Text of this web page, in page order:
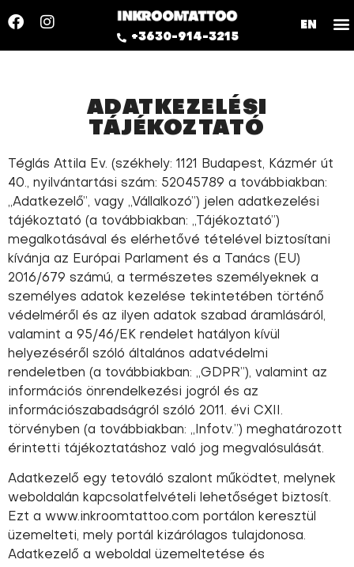
EN
+3630-914-3215
ADATKEZELÉSI
TÁJÉKOZTATÓ
Téglás Attila Ev. (székhely: 1121 Budapest, Kázmér út
40., nyilvántartási szám: 52045789 a továbbiakban:
„Adatkezelő”, vagy „Vállalkozó”) jelen adatkezelési
tájékoztató (a továbbiakban: „Tájékoztató”)
megalkotásával és elérhetővé tételével biztosítani
kívánja az Európai Parlament és a Tanács (EU)
2016/679 számú, a természetes személyeknek a
személyes adatok kezelése tekintetében történő
védelméről és az ilyen adatok szabad áramlásáról,
valamint a 95/46/EK rendelet hatályon kívül
helyezéséről szóló általános adatvédelmi
rendeletben (a továbbiakban: „GDPR”), valamint az
információs önrendelkezési jogról és az
információszabadságról szóló 2011. évi CXII.
törvényben (a továbbiakban: „Infotv.”) meghatározott
érintetti tájékoztatáshoz való jog megvalósulását.
Adatkezelő egy tetováló szalont működtet, melynek
weboldalán kapcsolatfelvételi lehetőséget biztosít.
Ezt a www.inkroomtattoo.com portálon keresztül
üzemelteti, mely portál kizárólagos tulajdonosa.
Adatkezelő a weboldal üzemeltetése és